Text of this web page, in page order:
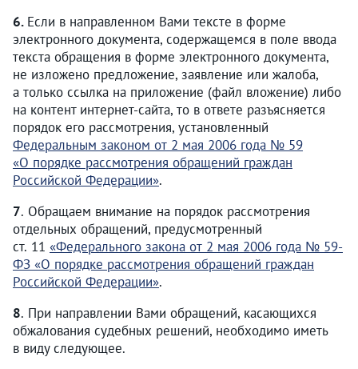
6. Если в направленном Вами тексте в форме
электронного документа, содержащемся в поле ввода
текста обращения в форме электронного документа,
не изложено предложение, заявление или жалоба,
а только ссылка на приложение (файл вложение) либо
на контент интернет-сайта, то в ответе разъясняется
порядок его рассмотрения, установленный
Федеральным законом от 2 мая 2006 года № 59
«О порядке рассмотрения обращений граждан
Российской Федерации».
7. Обращаем внимание на порядок рассмотрения
отдельных обращений, предусмотренный
ст. 11 «Федерального закона от 2 мая 2006 года № 59-
ФЗ «О порядке рассмотрения обращений граждан
Российской Федерации».
8. При направлении Вами обращений, касающихся
обжалования судебных решений, необходимо иметь
в виду следующее.